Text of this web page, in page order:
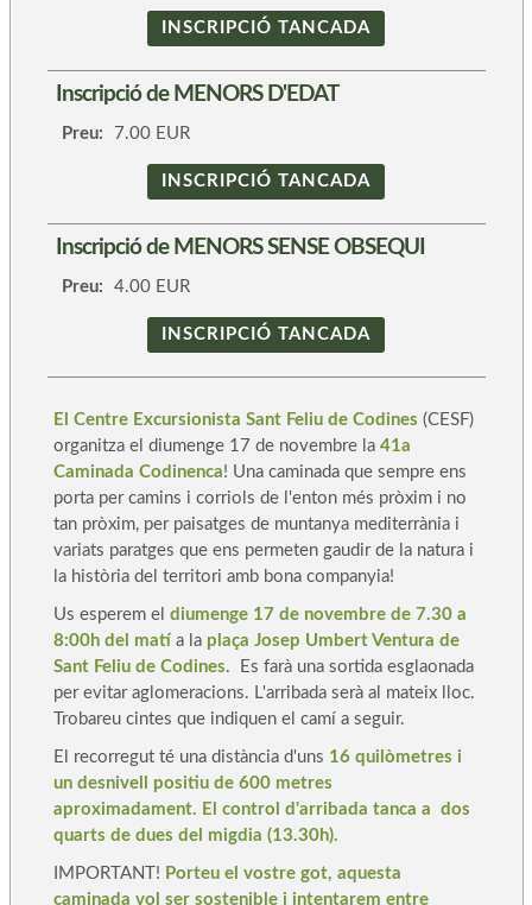
INSCRIPCIÓ TANCADA
Inscripció de MENORS D'EDAT
Preu: 7.00 EUR
INSCRIPCIÓ TANCADA
Inscripció de MENORS SENSE OBSEQUI
Preu: 4.00 EUR
INSCRIPCIÓ TANCADA
El Centre Excursionista Sant Feliu de Codines (CESF)
organitza el diumenge 17 de novembre la 41a
Caminada Codinenca! Una caminada que sempre ens
porta per camins i corriols de l'enton més pròxim i no
tan pròxim, per paisatges de muntanya mediterrània i
variats paratges que ens permeten gaudir de la natura i
la història del territori amb bona companyia!
Us esperem el diumenge 17 de novembre de 7.30 a
8:00h del matí a la plaça Josep Umbert Ventura de
Sant Feliu de Codines. Es farà una sortida esglaonada
per evitar aglomeracions. L'arribada serà al mateix lloc.
Trobareu cintes que indiquen el camí a seguir.
El recorregut té una distància d'uns 16 quilòmetres i
un desnivell positiu de 600 metres
aproximadament. El control d'arribada tanca a dos
quarts de dues del migdia (13.30h).
IMPORTANT! Porteu el vostre got, aquesta
caminada vol ser sostenible i intentarem entre